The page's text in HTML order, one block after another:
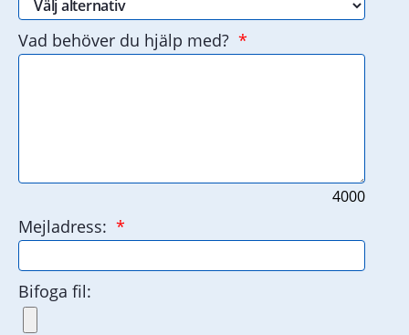
Vad behöver du hjälp med? *
4000
Mejladress: *
Bifoga fil: